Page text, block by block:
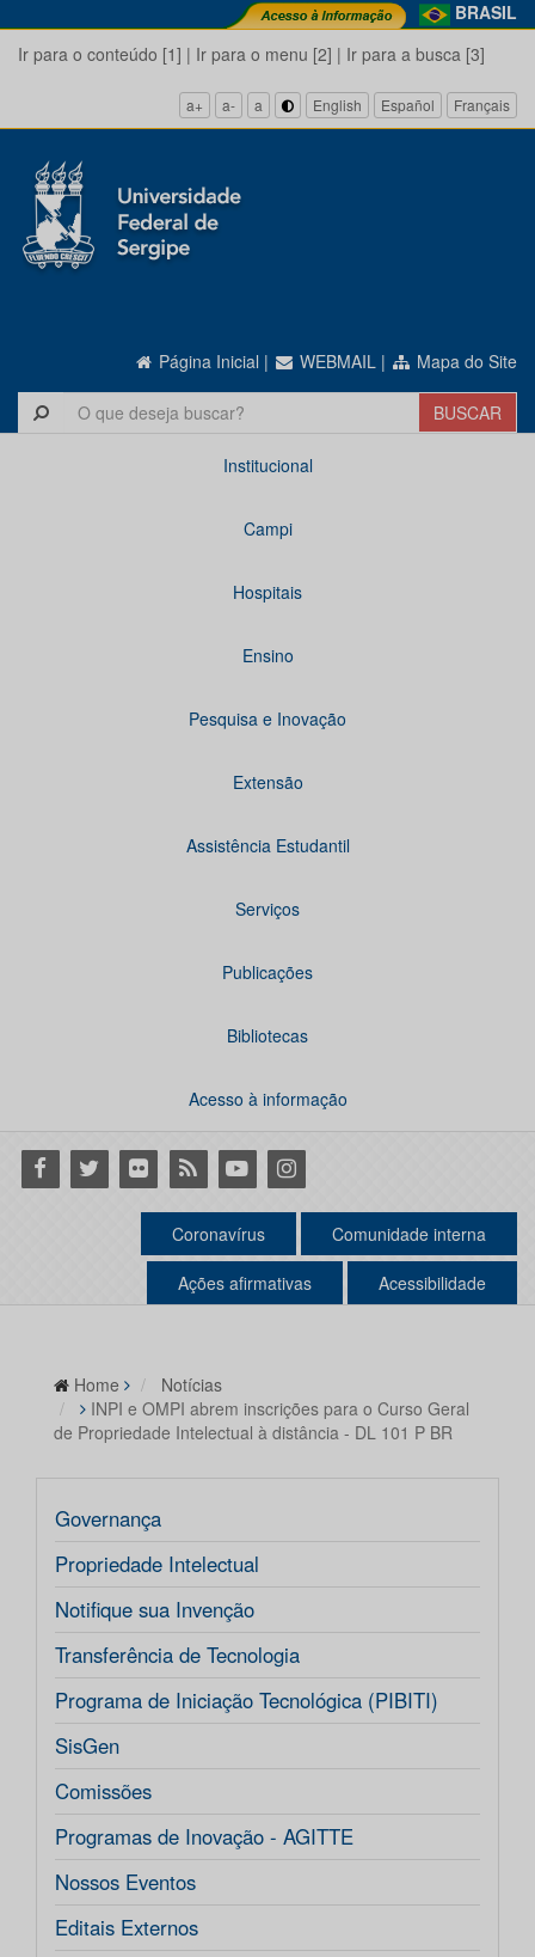
BRASIL
Ir para o conteúdo [1] | Ir para o menu [2] | Ir para a busca [3]
a+ a- a English Español Français
Página Inicial | WEBMAIL | Mapa do Site
Institucional
Campi
Hospitais
Ensino
Pesquisa e Inovação
Extensão
Assistência Estudantil
Serviços
Publicações
Bibliotecas
Acesso à informação
Facebook
Twitter Flickr RSS YoutubeInstagram
Coronavírus Comunidade interna
Ações afirmativas Acessibilidade
Home
Notícias
INPI e OMPI abrem inscrições para o Curso Geral
de Propriedade Intelectual à distância - DL 101 P BR
Governança
Propriedade Intelectual
Notifique sua Invenção
Transferência de Tecnologia
Programa de Iniciação Tecnológica (PIBITI)
SisGen
Comissões
Programas de Inovação - AGITTE
Nossos Eventos
Editais Externos